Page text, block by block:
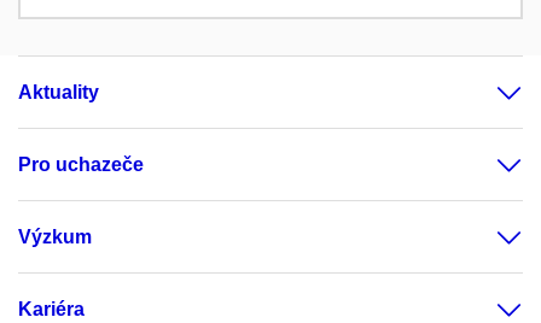
Aktuality
Pro uchazeče
Výzkum
Kariéra